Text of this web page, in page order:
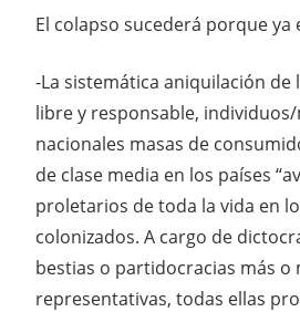
El colapso sucederá porque ya
-La sistemática aniquilación de
libre y responsable,
nacionales masas de
de clase media en los países
proletarios de toda la vida en
colonizados. A cargo de
bestias o partidocracias más o
representativas, todas ellas